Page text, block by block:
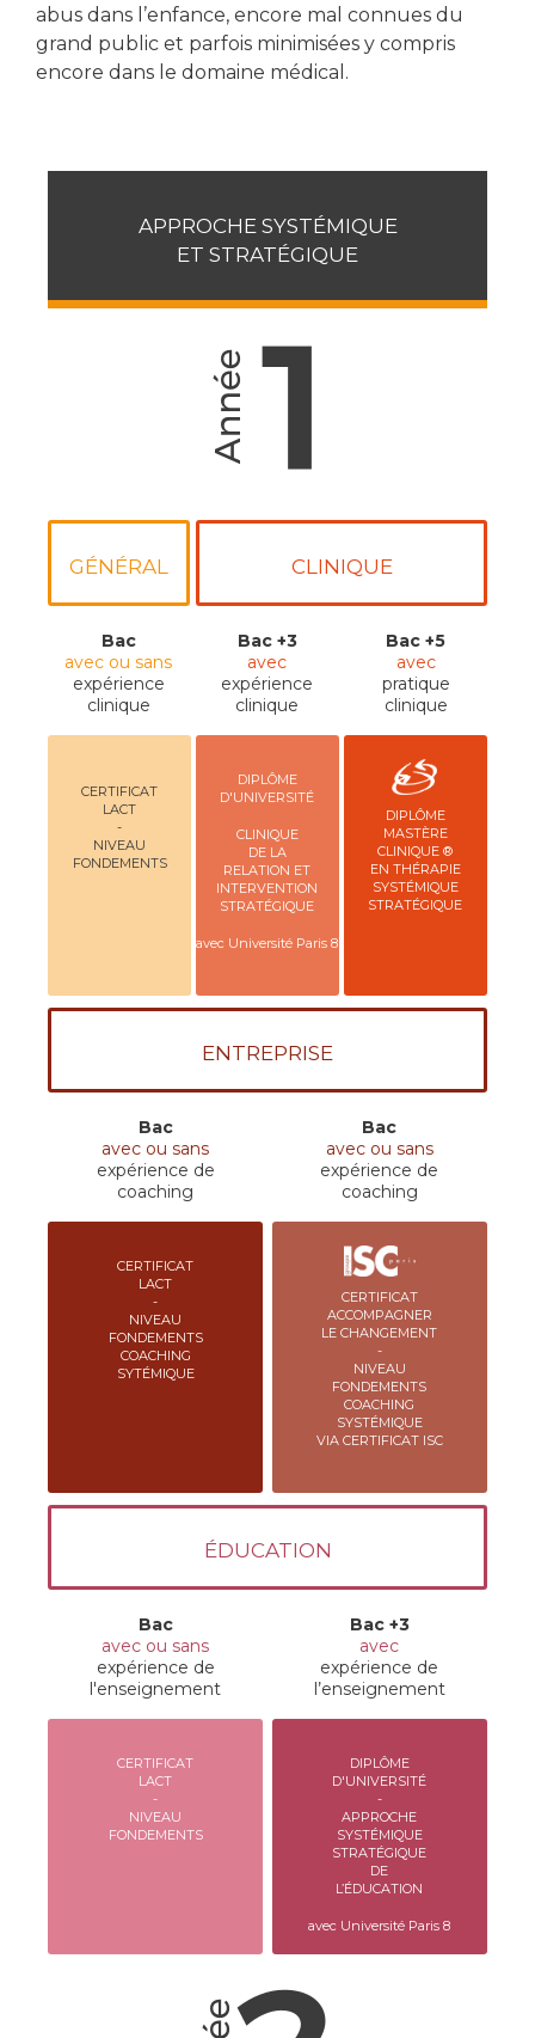
abus dans l’enfance, encore mal connues du
grand public et parfois minimisées y compris
encore dans le domaine médical.
APPROCHE SYSTÉMIQUE
ET STRATÉGIQUE
GÉNÉRAL
Bac
avec ou sans
expérience
clinique
CLINIQUE
Bac +3
avec
expérience
clinique
Bac +5
avec
pratique
clinique
CERTIFICAT
LACT
-
NIVEAU
FONDEMENTS
DIPLÔME
D'UNIVERSITÉ
CLINIQUE
DE LA
RELATION ET
INTERVENTION
STRATÉGIQUE
avec Université Paris 8
DIPLÔME
MASTÈRE
CLINIQUE ®
EN THÉRAPIE
SYSTÉMIQUE
STRATÉGIQUE
ENTREPRISE
Bac
avec ou sans
expérience de
coaching
Bac
avec ou sans
expérience de
coaching
CERTIFICAT
LACT
-
NIVEAU
FONDEMENTS
COACHING
SYTÉMIQUE
CERTIFICAT
ACCOMPAGNER
LE CHANGEMENT
-
NIVEAU
FONDEMENTS
COACHING
SYSTÉMIQUE
VIA CERTIFICAT ISC
ÉDUCATION
Bac
avec ou sans
expérience de
l'enseignement
Bac +3
avec
expérience de
l’enseignement
CERTIFICAT
LACT
-
NIVEAU
FONDEMENTS
DIPLÔME
D'UNIVERSITÉ
-
APPROCHE
SYSTÉMIQUE
STRATÉGIQUE
DE
L’ÉDUCATION
avec Université Paris 8